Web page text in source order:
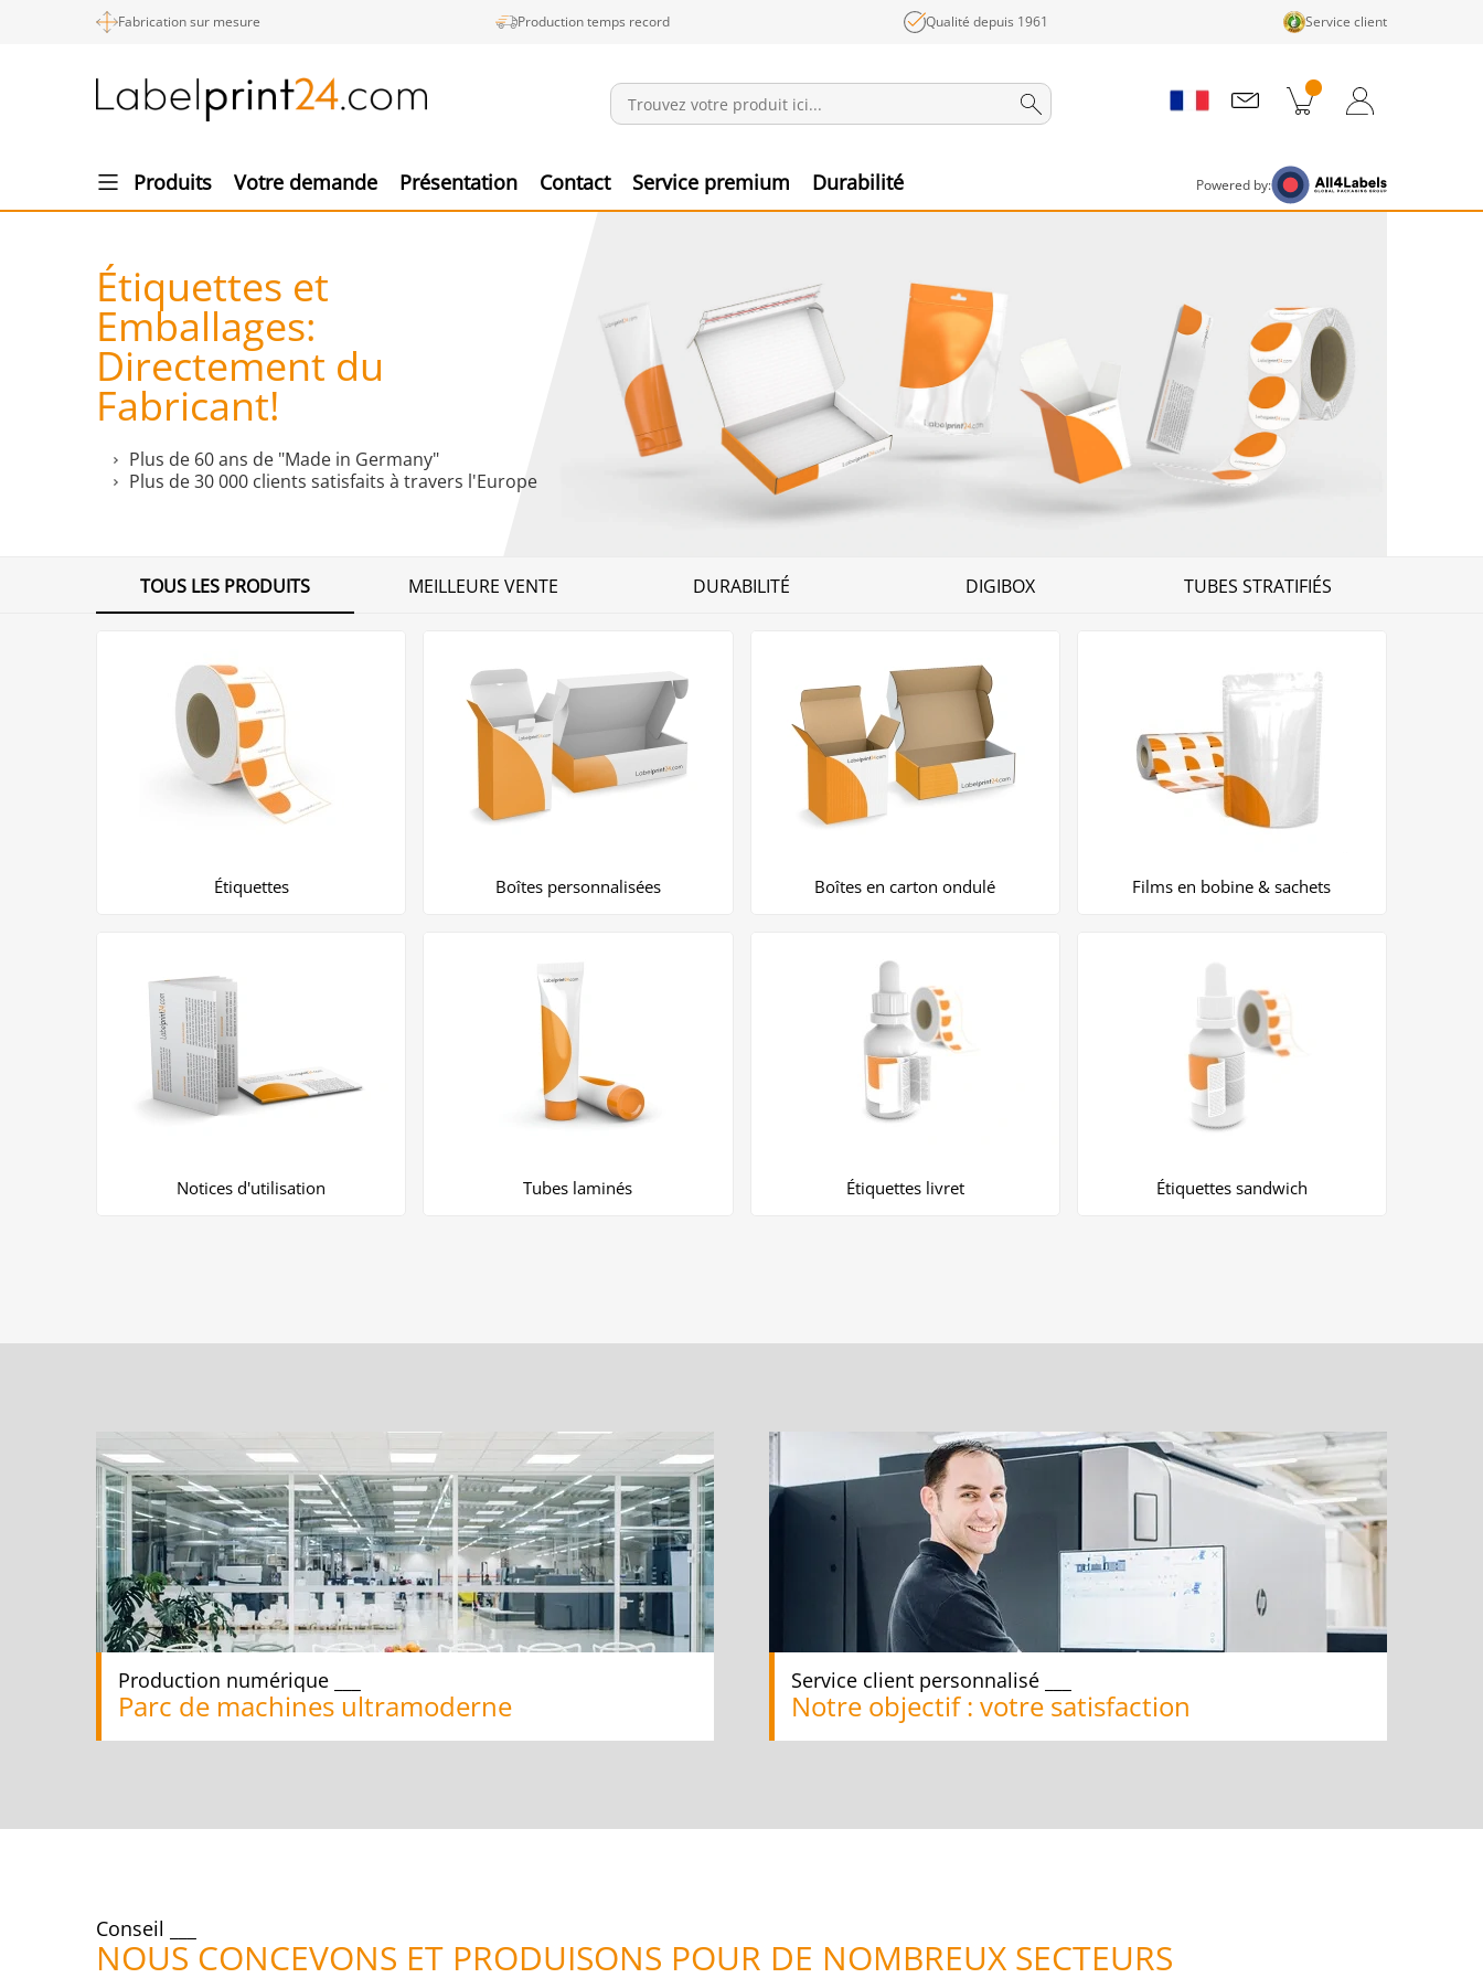
Fabrication sur mesure Production temps record Qualité depuis 1961 Service client
Produits Votre demande Présentation Contact Service premium Durabilité Powered by:
Étiquettes et
Emballages:
Directement du
Fabricant!
Plus de 60 ans de "Made in Germany"
Plus de 30 000 clients satisfaits à travers l'Europe
TOUS LES PRODUITS MEILLEURE VENTE DURABILITÉ DIGIBOX TUBES STRATIFIÉS
Étiquettes Boîtes personnalisées Boîtes en carton ondulé Films en bobine & sachets
Notices d'utilisation Tubes laminés Étiquettes livret Étiquettes sandwich
Production numérique
Parc de machines ultramoderne
Service client personnalisé
Notre objectif : votre satisfaction
Conseil
NOUS CONCEVONS ET PRODUISONS POUR DE NOMBREUX SECTEURS